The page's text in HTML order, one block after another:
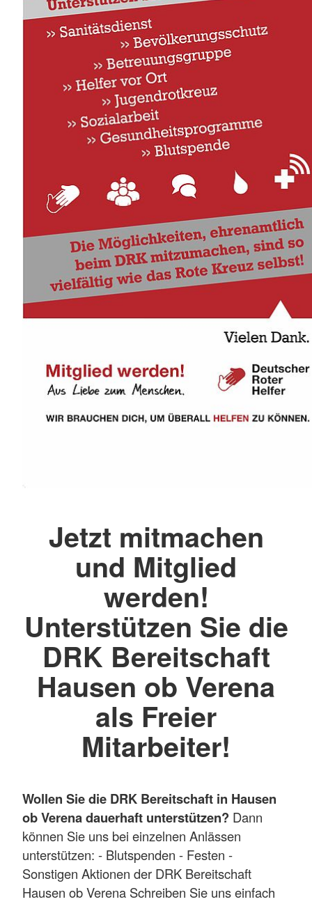
Jetzt mitmachen
und Mitglied
werden!
Unterstützen Sie die
DRK Bereitschaft
Hausen ob Verena
als Freier
Mitarbeiter!
Wollen Sie die DRK Bereitschaft in Hausen
ob Verena dauerhaft unterstützen? Dann
können Sie uns bei einzelnen Anlässen
unterstützen: - Blutspenden - Festen -
Sonstigen Aktionen der DRK Bereitschaft
Hausen ob Verena Schreiben Sie uns einfach